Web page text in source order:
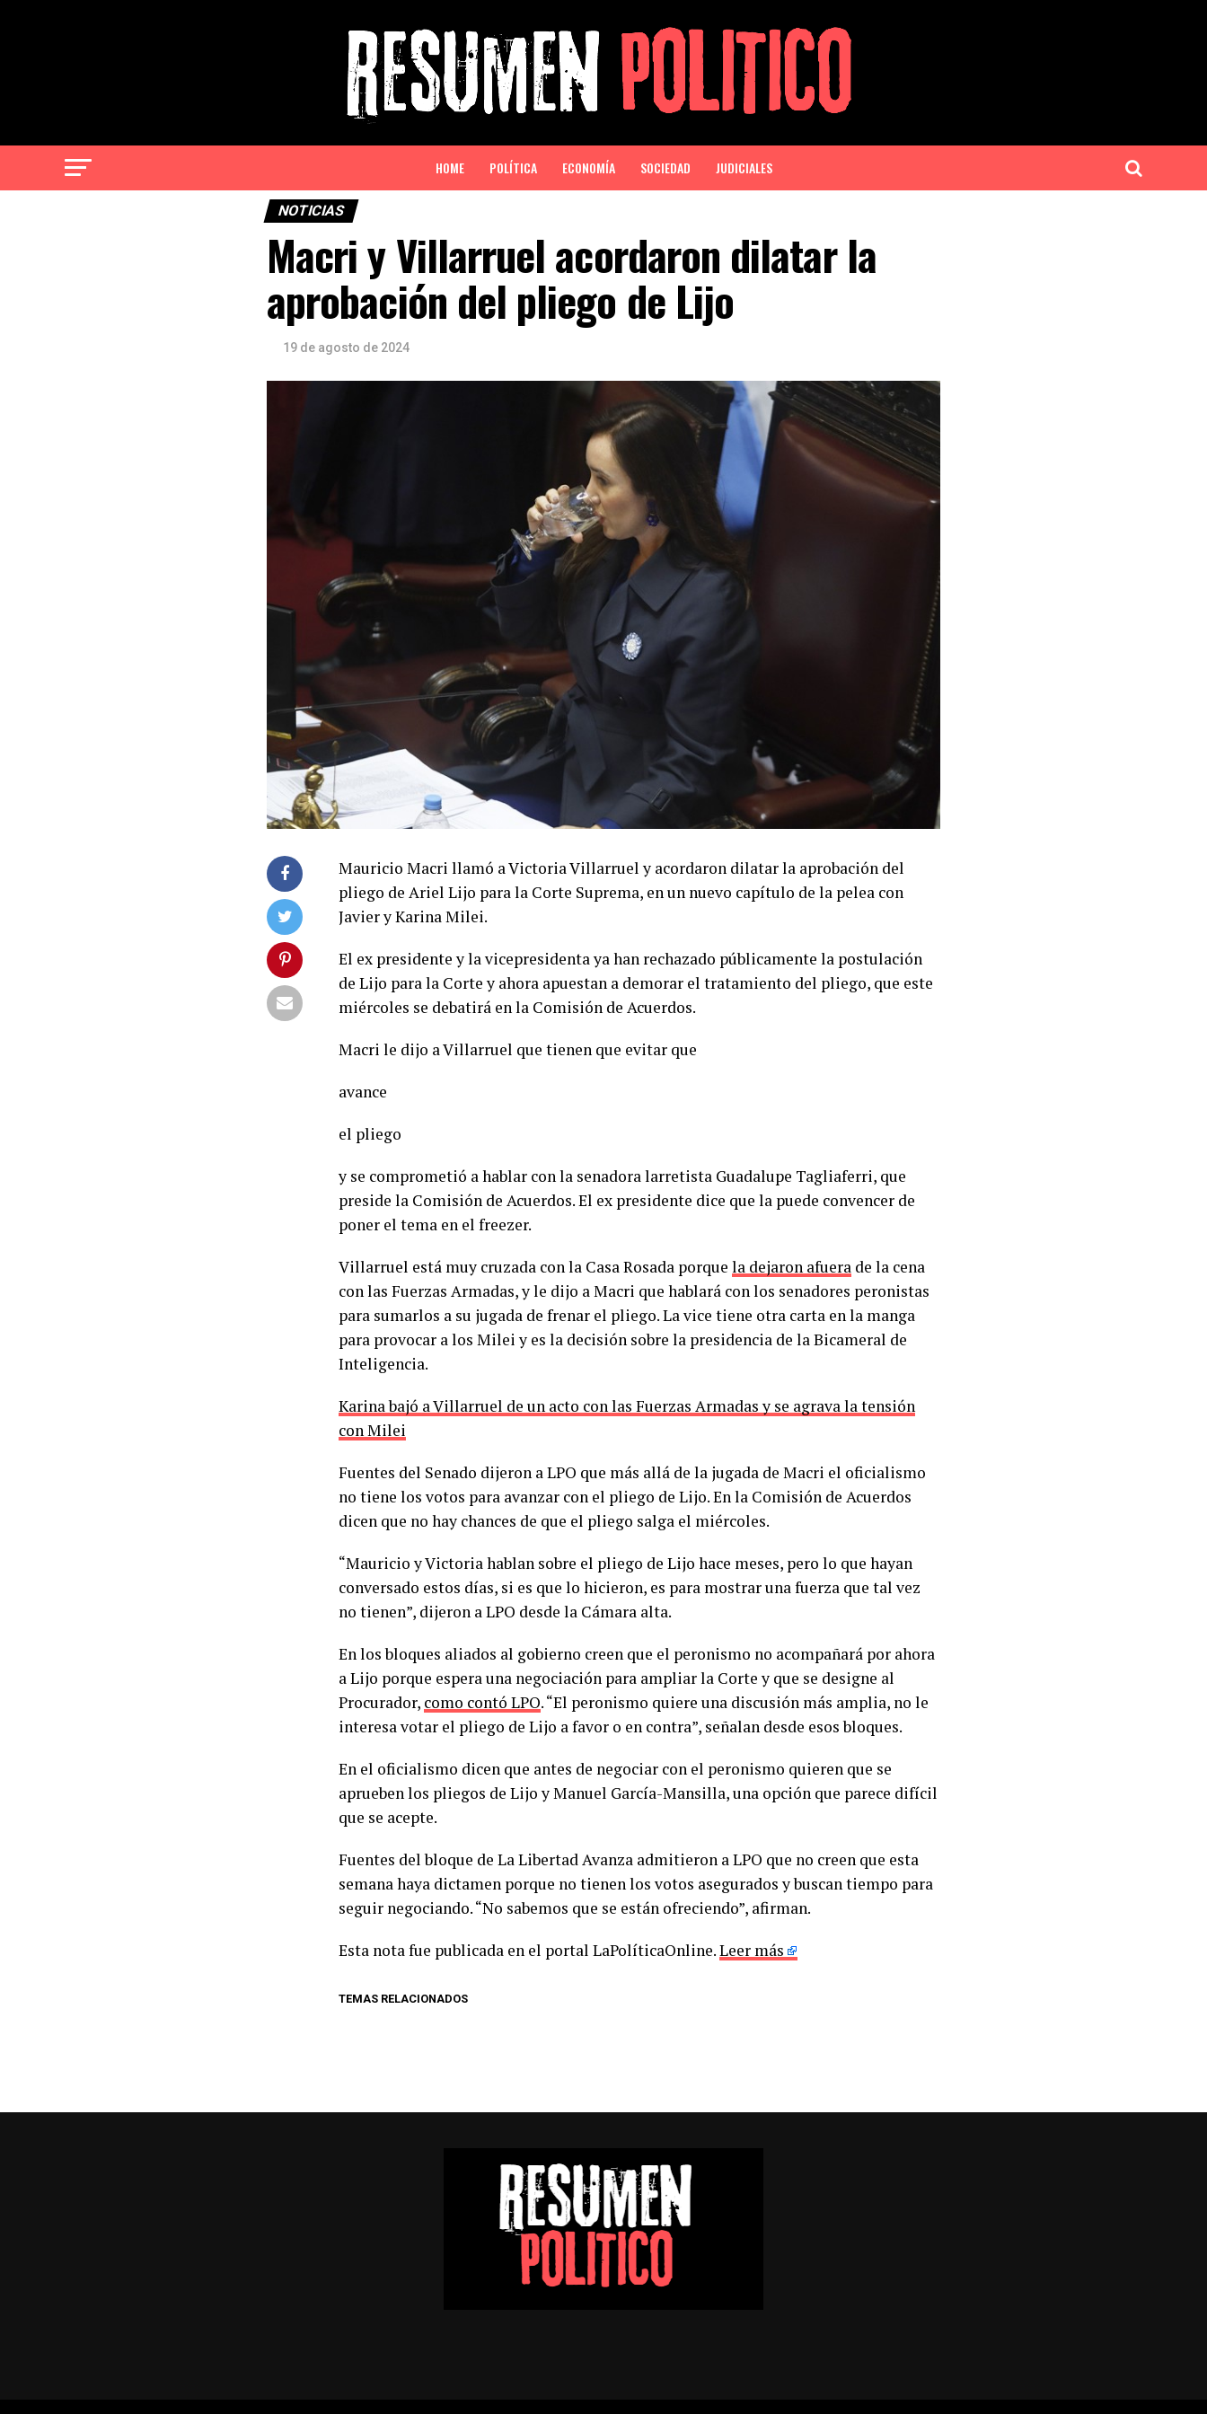
HOME POLÍTICA ECONOMÍA SOCIEDAD JUDICIALES
NOTICIAS
Macri y Villarruel acordaron dilatar la
aprobación del pliego de Lijo
19 de agosto de 2024
Mauricio Macri llamó a Victoria Villarruel y acordaron dilatar la aprobación del
pliego de Ariel Lijo para la Corte Suprema, en un nuevo capítulo de la pelea con
Javier y Karina Milei.
El ex presidente y la vicepresidenta ya han rechazado públicamente la postulación
de Lijo para la Corte y ahora apuestan a demorar el tratamiento del pliego, que este
miércoles se debatirá en la Comisión de Acuerdos.
Macri le dijo a Villarruel que tienen que evitar que
avance
el pliego
y se comprometió a hablar con la senadora larretista Guadalupe Tagliaferri, que
preside la Comisión de Acuerdos. El ex presidente dice que la puede convencer de
poner el tema en el freezer.
Villarruel está muy cruzada con la Casa Rosada porque la dejaron afuera de la cena
con las Fuerzas Armadas, y le dijo a Macri que hablará con los senadores peronistas
para sumarlos a su jugada de frenar el pliego. La vice tiene otra carta en la manga
para provocar a los Milei y es la decisión sobre la presidencia de la Bicameral de
Inteligencia.
Karina bajó a Villarruel de un acto con las Fuerzas Armadas y se agrava la tensión
con Milei
Fuentes del Senado dijeron a LPO que más allá de la jugada de Macri el oficialismo
no tiene los votos para avanzar con el pliego de Lijo. En la Comisión de Acuerdos
dicen que no hay chances de que el pliego salga el miércoles.
“Mauricio y Victoria hablan sobre el pliego de Lijo hace meses, pero lo que hayan
conversado estos días, si es que lo hicieron, es para mostrar una fuerza que tal vez
no tienen”, dijeron a LPO desde la Cámara alta.
En los bloques aliados al gobierno creen que el peronismo no acompañará por ahora
a Lijo porque espera una negociación para ampliar la Corte y que se designe al
Procurador, como contó LPO. “El peronismo quiere una discusión más amplia, no le
interesa votar el pliego de Lijo a favor o en contra”, señalan desde esos bloques.
En el oficialismo dicen que antes de negociar con el peronismo quieren que se
aprueben los pliegos de Lijo y Manuel García-Mansilla, una opción que parece difícil
que se acepte.
Fuentes del bloque de La Libertad Avanza admitieron a LPO que no creen que esta
semana haya dictamen porque no tienen los votos asegurados y buscan tiempo para
seguir negociando. “No sabemos que se están ofreciendo”, afirman.
Esta nota fue publicada en el portal LaPolíticaOnline.Leer más
TEMAS RELACIONADOS